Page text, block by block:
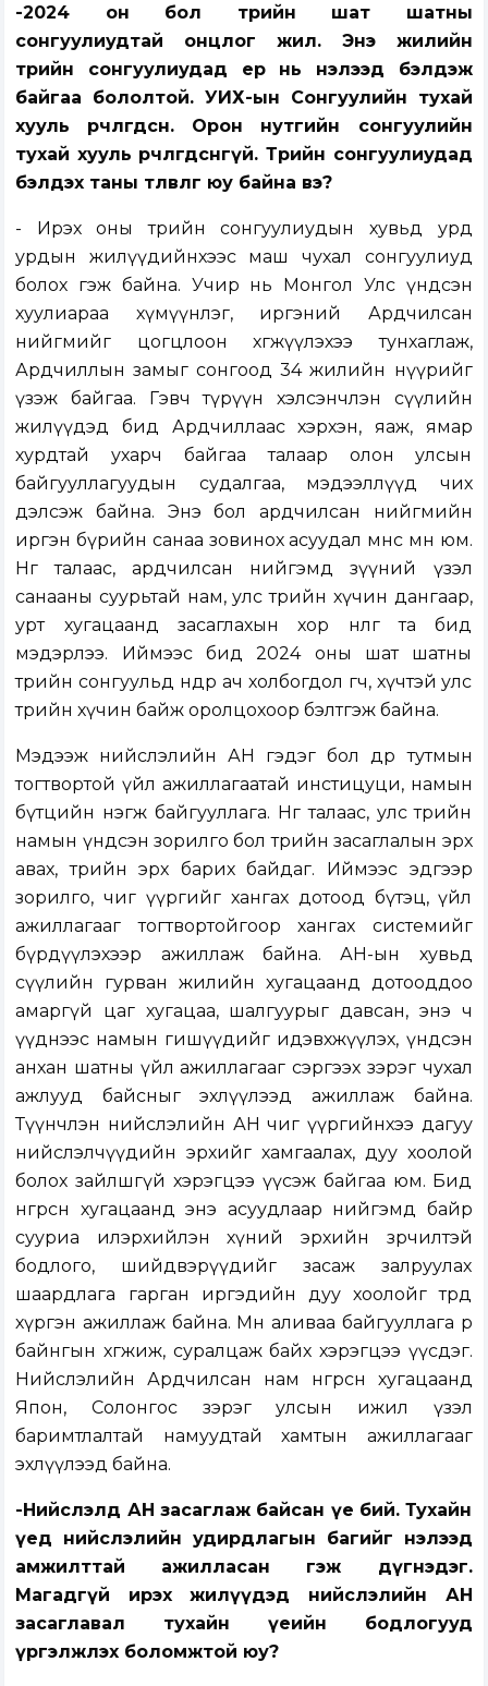
-2024 он бол төрийн шат шатны
сонгуулиудтай онцлог жил. Энэ жилийн
төрийн сонгуулиудад ер нь нэлээд бэлдэж
байгаа бололтой. УИХ-ын Сонгуулийн тухай
хууль өөрчлөгдсөн. Орон нутгийн сонгуулийн
тухай хууль өөрчлөгдсөнгүй. Төрийн сонгуулиудад
бэлдэх таны төлөвлөгөө юу байна вэ?
- Ирэх оны төрийн сонгуулиудын хувьд урд
урдын жилүүдийнхээс маш чухал сонгуулиуд
болох гэж байна. Учир нь Монгол Улс үндсэн
хуулиараа хүмүүнлэг, иргэний Ардчилсан
нийгмийг цогцлоон хөгжүүлэхээ тунхаглаж,
Ардчиллын замыг сонгоод 34 жилийн нүүрийг
үзэж байгаа. Гэвч түрүүн хэлсэнчлэн сүүлийн
жилүүдэд бид Ардчиллаас хэрхэн, яаж, ямар
хурдтай ухарч байгаа талаар олон улсын
байгууллагуудын судалгаа, мэдээллүүд чих
дэлсэж байна. Энэ бол ардчилсан нийгмийн
иргэн бүрийн санаа зовинох асуудал мөнөөс мөн юм.
Нөгөө талаас, ардчилсан нийгэмд зүүний үзэл
санааны суурьтай нам, улс төрийн хүчин дангаар,
урт хугацаанд засаглахын хор нөлөөг та бид
мэдэрлээ. Иймээс бид 2024 оны шат шатны
төрийн сонгуульд өндөр ач холбогдол өгч, хүчтэй улс
төрийн хүчин байж оролцохоор бэлтгэж байна.
Мэдээж нийслэлийн АН гэдэг бол өдөр тутмын
тогтвортой үйл ажиллагаатай инстицуци, намын
бүтцийн нэгж байгууллага. Нөгөө талаас, улс төрийн
намын үндсэн зорилго бол төрийн засаглалын эрх
авах, төрийн эрх барих байдаг. Иймээс эдгээр
зорилго, чиг үүргийг хангах дотоод бүтэц, үйл
ажиллагааг тогтвортойгоор хангах системийг
бүрдүүлэхээр ажиллаж байна. АН-ын хувьд
сүүлийн гурван жилийн хугацаанд дотооддоо
амаргүй цаг хугацаа, шалгуурыг давсан, энэ ч
үүднээс намын гишүүдийг идэвхжүүлэх, үндсэн
анхан шатны үйл ажиллагааг сэргээх зэрэг чухал
ажлууд байсныг эхлүүлээд ажиллаж байна.
Түүнчлэн нийслэлийн АН чиг үүргийнхээ дагуу
нийслэлчүүдийн эрхийг хамгаалах, дуу хоолой
болох зайлшгүй хэрэгцээ үүсэж байгаа юм. Бид
өнгөрсөн хугацаанд энэ асуудлаар нийгэмд байр
сууриа илэрхийлэн хүний эрхийн зөрчилтэй
бодлого, шийдвэрүүдийг засаж залруулах
шаардлага гарган иргэдийн дуу хоолойг төрд
хүргэн ажиллаж байна. Мөн аливаа байгууллага өөрөө
байнгын хөгжиж, суралцаж байх хэрэгцээ үүсдэг.
Нийслэлийн Ардчилсан нам өнгөрсөн хугацаанд
Япон, Солонгос зэрэг улсын ижил үзэл
баримтлалтай намуудтай хамтын ажиллагааг
эхлүүлээд байна.
-Нийслэлд АН засаглаж байсан үе бий. Тухайн
үед нийслэлийн удирдлагын багийг нэлээд
амжилттай ажилласан гэж дүгнэдэг.
Магадгүй ирэх жилүүдэд нийслэлийн АН
засаглавал тухайн үеийн бодлогууд
үргэлжлэх боломжтой юу?